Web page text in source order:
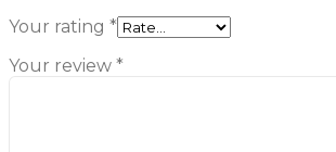
Your rating *
Your review *